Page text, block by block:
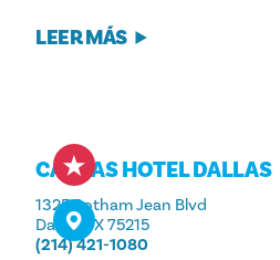
LEER MÁS
CANVAS HOTEL DALLAS
1325 Botham Jean Blvd
Dallas, TX 75215
(214) 421-1080